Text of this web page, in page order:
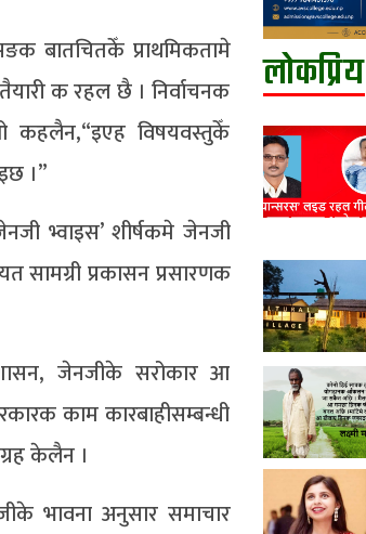
बातचितकेँ प्राथमिकतामे
क रहल छै । निर्वाचनक
कहलैन,“इएह विषयवस्तुकेँ
।”
भ्वाइस’ शीर्षकमे जेनजी
सामग्री प्रकासन प्रसारणक
जेनजीके सरोकार आ
काम कारबाहीसम्बन्धी
केलैन ।
भावना अनुसार समाचार
लोकप्रिय